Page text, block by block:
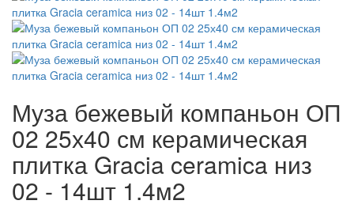
Муза бежевый компаньон ОП
02 25х40 см керамическая
плитка Gracia ceramica низ
02 - 14шт 1.4м2